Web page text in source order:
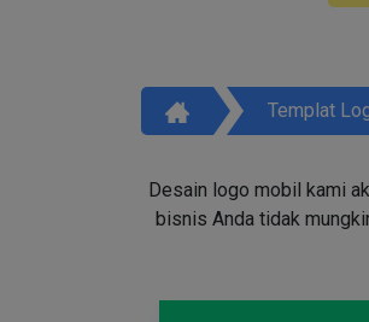
Templat
Desain logo mobil kami
bisnis Anda tidak